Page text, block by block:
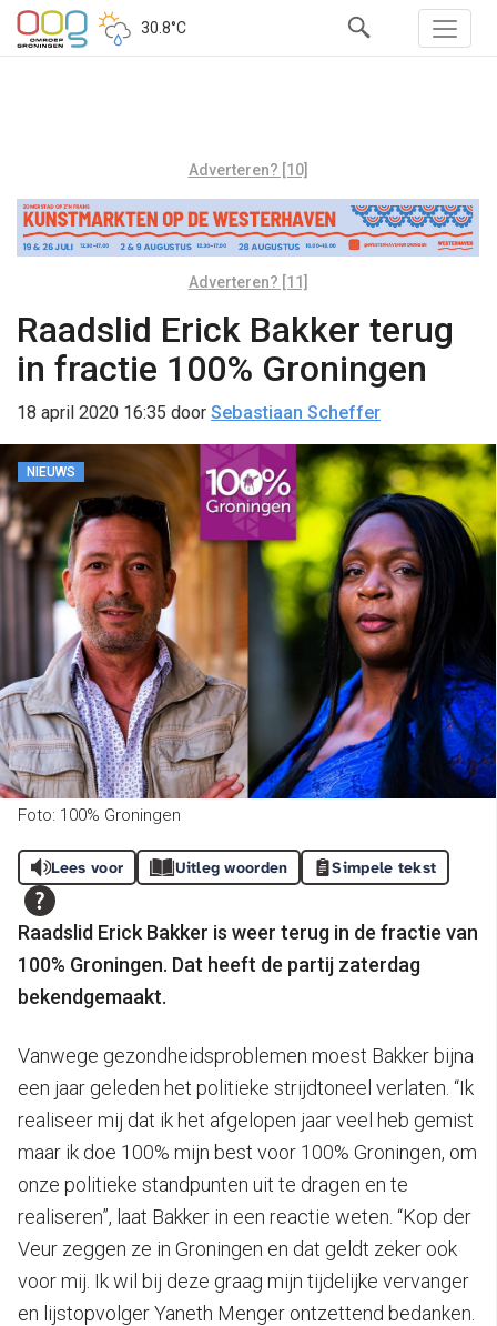
30.8°C
Adverteren? [10]
Adverteren? [11]
Raadslid Erick Bakker terug
in fractie 100% Groningen
18 april 2020 16:35 door Sebastiaan Scheffer
NIEUWS
Foto: 100% Groningen
Lees voor Uitleg woorden Simpele tekst
Raadslid Erick Bakker is weer terug in de fractie van
100% Groningen. Dat heeft de partij zaterdag
bekendgemaakt.
Vanwege gezondheidsproblemen moest Bakker bijna
een jaar geleden het politieke strijdtoneel verlaten. “Ik
realiseer mij dat ik het afgelopen jaar veel heb gemist
maar ik doe 100% mijn best voor 100% Groningen, om
onze politieke standpunten uit te dragen en te
realiseren”, laat Bakker in een reactie weten. “Kop der
Veur zeggen ze in Groningen en dat geldt zeker ook
voor mij. Ik wil bij deze graag mijn tijdelijke vervanger
en lijstopvolger Yaneth Menger ontzettend bedanken.